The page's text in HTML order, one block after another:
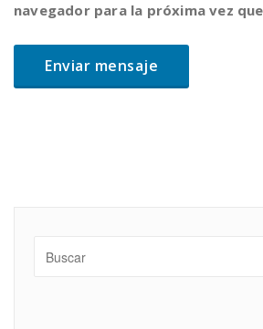
navegador para la próxima vez